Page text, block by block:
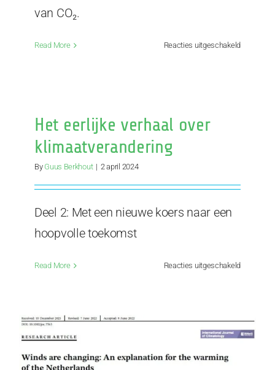
van CO₂.
Read More Reacties uitgeschakeldvoor
Het eerlijke verhaal over
klimaatverandering
By Guus Berkhout | 2 april 2024
Deel 2: Met een nieuwe koers naar een
hoopvolle toekomst
Read More Reacties uitgeschakeldvoor
over